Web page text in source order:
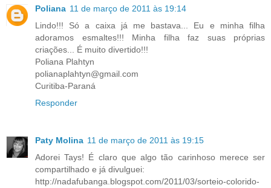
Poliana 11 de março de 2011 às 19:14
Lindo!!! Só a caixa já me bastava... Eu e minha filha
adoramos esmaltes!!! Minha filha faz suas próprias
criações... É muito divertido!!!
Poliana Plahtyn
polianaplahtyn@gmail.com
Curitiba-Paraná
Responder
Paty Molina 11 de março de 2011 às 19:15
Adorei Tays! É claro que algo tão carinhoso merece ser
compartilhado e já divulguei:
http://nadafubanga.blogspot.com/2011/03/sorteio-colorido-